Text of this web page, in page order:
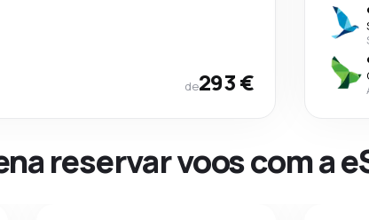
de293 €
reservar voos com a